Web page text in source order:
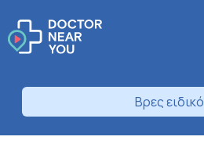
Βρες ειδικό